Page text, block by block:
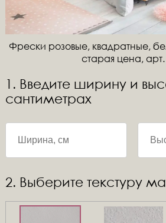
Фрески розовые, квадратные,
старая цена, арт.
1. Введите ширину и
сантиметрах
2. Выберите текстуру